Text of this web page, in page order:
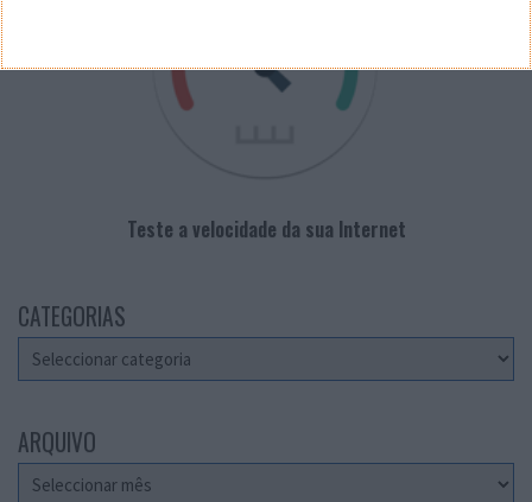
Teste a velocidade da sua Internet
CATEGORIAS
Categorias
ARQUIVO
Arquivo